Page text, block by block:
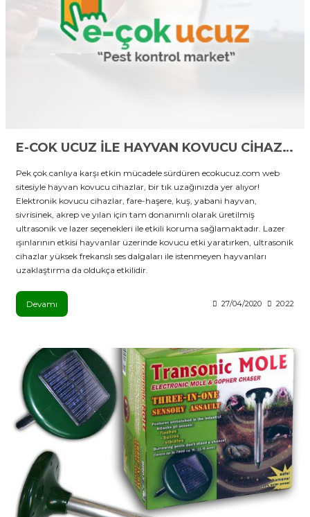
Kovucu Cihazlar
E-COK UCUZ İLE HAYVAN KOVUCU CİHAZLAR BİR TIK UZAĞINIZDA!
Pek çok canlıya karşı etkin mücadele sürdüren ecokucuz.com web
sitesiyle hayvan kovucu cihazlar, bir tık uzağınızda yer alıyor!
Elektronik kovucu cihazlar, fare-haşere, kuş, yabani hayvan,
sivrisinek, akrep ve yılan için tam donanımlı olarak üretilmiş
ultrasonik ve lazer seçenekleri ile etkili koruma sağlamaktadır. Lazer
ışınlarının etkisi hayvanlar üzerinde kovucu etki yaratırken, ultrasonik
cihazlar yüksek frekanslı ses dalgaları ile istenmeyen hayvanları
uzaklaştırma da oldukça etkilidir.
Devamı 27/04/2020 20:22